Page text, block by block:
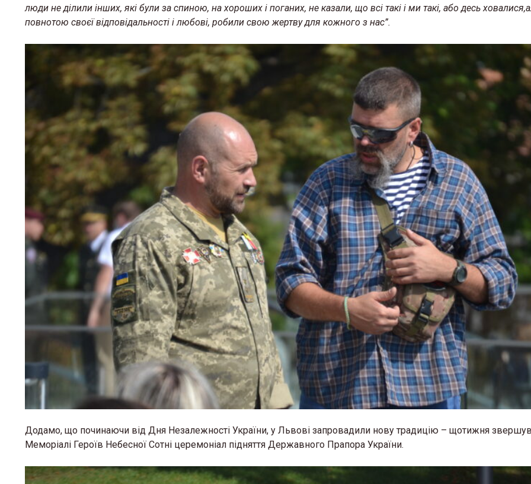
люди не ділили інших, які були за спиною, на хороших і поганих, не казали, що всі такі і ми такі, або десь
повнотою своєї відповідальності і любові, робили свою жертву для кожного з нас”.
Додамо, що починаючи від Дня Незалежності України, у Львові запровадили нову традицію – щотижня
Меморіалі Героїв Небесної Сотні церемоніал підняття Державного Прапора України.
«Місце, де можна відчути
тепло»: у Львові з’явиться
простір стосунків для сімей у
кризі
12 Березня 2026 в 11:45
«Жива історія у світлинах»:
музей історії релігії у Львові
запрошує на виставку
26 Березня 2026 в 11:28 18